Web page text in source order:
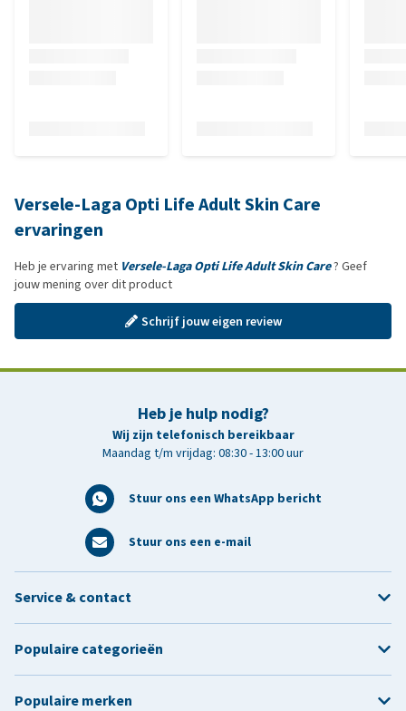
Versele-Laga Opti Life Adult Skin Care
ervaringen
Heb je ervaring met Versele-Laga Opti Life Adult Skin Care? Geef
jouw mening over dit product
Schrijf jouw eigen review
Heb je hulp nodig?
Wij zijn telefonisch bereikbaar
Maandag t/m vrijdag: 08:30 - 13:00 uur
Stuur ons een WhatsApp bericht
Stuur ons een e-mail
Service & contact
Populaire categorieën
Populaire merken